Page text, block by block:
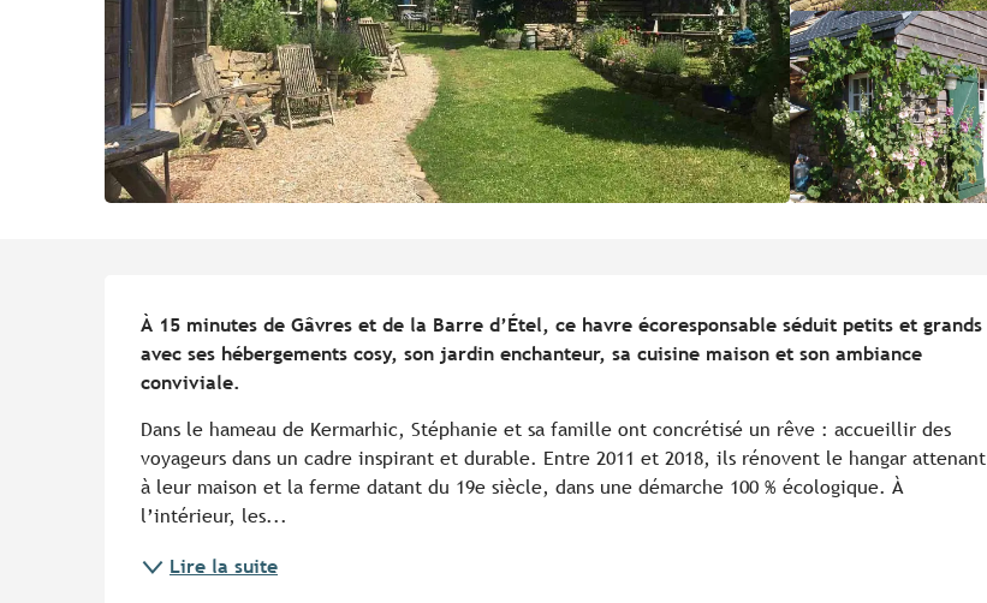
À 15 minutes de Gâvres et de la Barre d’Étel, ce havre écoresponsable séduit petits et grands
avec ses hébergements cosy, son jardin enchanteur, sa cuisine maison et son ambiance
conviviale.
Dans le hameau de Kermarhic, Stéphanie et sa famille ont concrétisé un rêve : accueillir des
voyageurs dans un cadre inspirant et durable. Entre 2011 et 2018, ils rénovent le hangar attenant
à leur maison et la ferme datant du 19e siècle, dans une démarche 100 % écologique. À
l’intérieur, les...
Lire la suite